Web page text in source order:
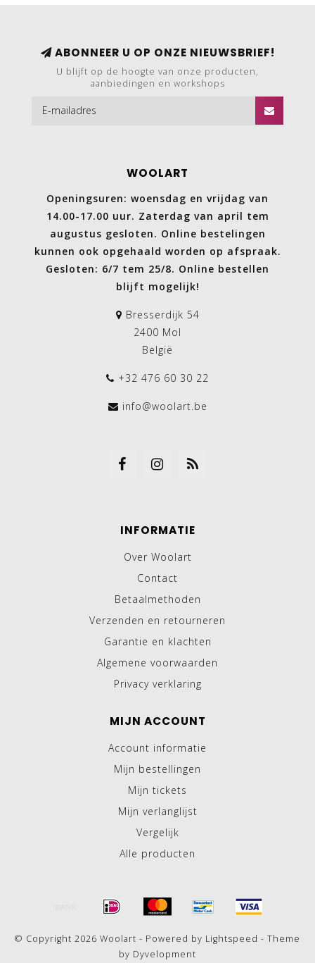
ABONNEER U OP ONZE NIEUWSBRIEF!
U blijft op de hoogte van onze producten,
aanbiedingen en workshops
WOOLART
Openingsuren: woensdag en vrijdag van
14.00-17.00 uur. Zaterdag van april tem
augustus gesloten. Online bestelingen
kunnen ook opgehaald worden op afspraak.
Gesloten: 6/7 tem 25/8. Online bestellen
blijft mogelijk!
Bresserdijk 54
2400 Mol
België
+32 476 60 30 22
info@woolart.be
INFORMATIE
Over Woolart
Contact
Betaalmethoden
Verzenden en retourneren
Garantie en klachten
Algemene voorwaarden
Privacy verklaring
MIJN ACCOUNT
Account informatie
Mijn bestellingen
Mijn tickets
Mijn verlanglijst
Vergelijk
Alle producten
© Copyright 2026 Woolart - Powered by Lightspeed - Theme
by Dyvelopment